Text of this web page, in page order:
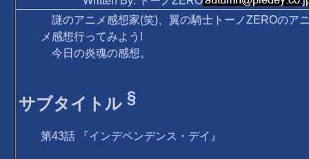
謎のアニメ感想家(笑)、翼の騎士トーノZEROのア
メ感想行ってみよう!
今日の炎魂の感想。
サブタイトル §
第43話 『インデペンデンス・デイ』